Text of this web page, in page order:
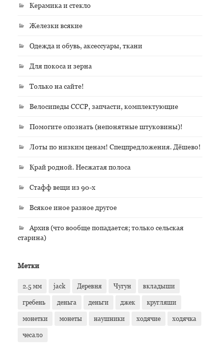
Керамика и стекло
Железки всякие
Одежда и обувь, аксессуары, ткани
Для покоса и зерна
Только на сайте!
Велосипеды СССР, запчасти, комплектующие
Помогите опознать (непонятные штуковины)!
Лоты по низким ценам! Спецпредложения. Дёшево!
Край родной. Несжатая полоса
Стафф вещи из 90-х
Всякое иное разное другое
Архив (что вообще попадается; только сельская
старина)
Метки
2.5 мм jack Деревня Чугун вкладыши
гребень деньга деньги джек кругляши
монетки монеты наушники ходячие ходячка
чесало